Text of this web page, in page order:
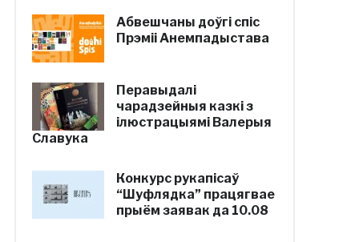
Абвешчаны доўгі спіс
Прэміі Анемпадыстава
Перавыдалі
чарадзейныя казкі з
ілюстрацыямі Валерыя
Славука
Конкурс рукапісаў
“Шуфлядка” працягвае
прыём заявак да 10.08